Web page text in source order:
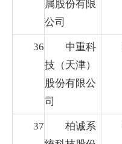
属股份有限
公司
36
中重科
技（天津）
股份有限公
司
37
柏诚系